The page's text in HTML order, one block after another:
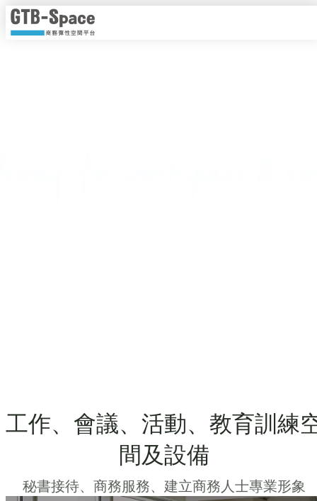
工作、會議、活動、教育訓練
間及設備
秘書接待、商務服務、建立商務人士專業形象